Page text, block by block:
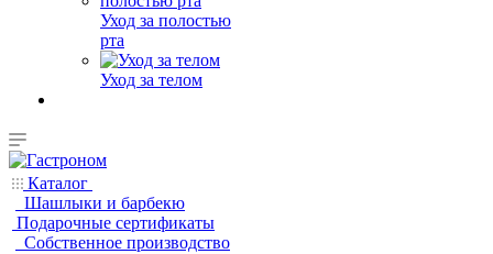
Уход за полостью
рта
Уход за телом
Каталог
Шашлыки и барбекю
Подарочные сертификаты
Собственное производство